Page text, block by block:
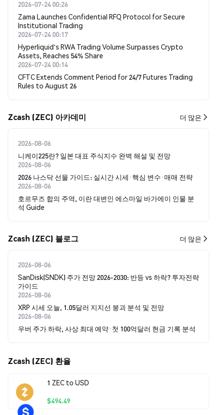
2026-07-24 00:26
Zama Launches Confidential RFQ Protocol for Secure
Institutional Trading
2026-07-24 00:17
Hyperliquid's RWA Trading Volume Surpasses Crypto
Assets, Reaches 54% Share
2026-07-24 00:14
CFTC Extends Comment Period for 24/7 Futures Trading
Rules to August 26
Zcash (ZEC) 아카데미 더 많은
2026-08-06
니케이225란? 일본 대표 주식지수 완벽 해설 및 전망
2026-08-06
2026 나스닥 선물 가이드: 실시간 시세·핵심 변수·매매 전략
2026-08-06
호르무즈 합의 주역, 이란 대변인 에스마일 바가에이 인물 분
석 Guide
Zcash (ZEC) 블로그 더 많은
2026-08-06
SanDisk(SNDK) 주가 전망 2026-2030: 반등 vs 하락? 투자전략
가이드
2026-08-06
XRP 시세 오늘, 1.05달러 지지선 붕괴 분석 및 전망
2026-08-06
우버 주가 하락, 사상 최대 예약·첫 100억달러 현금 기록 분석
Zcash (ZEC) 환율
1 ZEC to USD
$494.49